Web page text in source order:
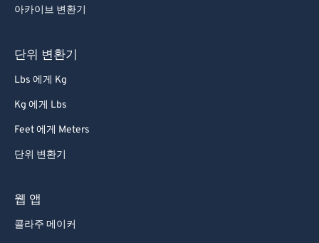
아카이브 변환기
단위 변환기
Lbs 에게 Kg
Kg 에게 Lbs
Feet 에게 Meters
단위 변환기
웹 앱
콜라주 메이커